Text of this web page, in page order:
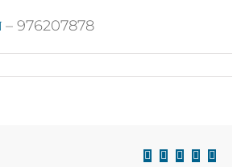
– 976207878
Facebook
X LinkedIn
WhatsApp
Correo